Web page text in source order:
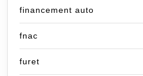
financement auto
fnac
furet